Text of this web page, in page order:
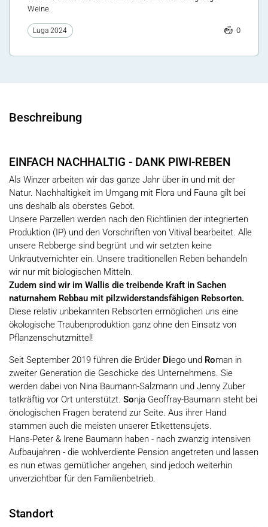
Weine.
Luga 2024 0
Beschreibung
EINFACH NACHHALTIG - DANK PIWI-REBEN
Als Winzer arbeiten wir das ganze Jahr über in und mit der
Natur. Nachhaltigkeit im Umgang mit Flora und Fauna gilt bei
uns deshalb als oberstes Gebot.
Unsere Parzellen werden nach den Richtlinien der integrierten
Produktion (IP) und den Vorschriften von Vitival bearbeitet. Alle
unsere Rebberge sind begrünt und wir setzten keine
Unkrautvernichter ein. Unsere traditionellen Reben behandeln
wir nur mit biologischen Mitteln.
Zudem sind wir im Wallis die treibende Kraft in Sachen
naturnahem Rebbau mit pilzwiderstandsfähigen Rebsorten.
Diese relativ unbekannten Rebsorten ermöglichen uns eine
ökologische Traubenproduktion ganz ohne den Einsatz von
Pflanzenschutzmittel!
Seit September 2019 führen die Brüder Diego und Roman in
zweiter Generation die Geschicke des Unternehmens. Sie
werden dabei von Nina Baumann-Salzmann und Jenny Zuber
tatkräftig vor Ort unterstützt. Sonja Geoffray-Baumann steht bei
önologischen Fragen beratend zur Seite. Aus ihrer Hand
stammen auch die meisten unserer Etikettensujets.
Hans-Peter & Irene Baumann haben - nach zwanzig intensiven
Aufbaujahren - die wohlverdiente Pension angetreten und lassen
es nun etwas gemütlicher angehen, sind jedoch weiterhin
unverzichtbar für den Familienbetrieb.
Standort